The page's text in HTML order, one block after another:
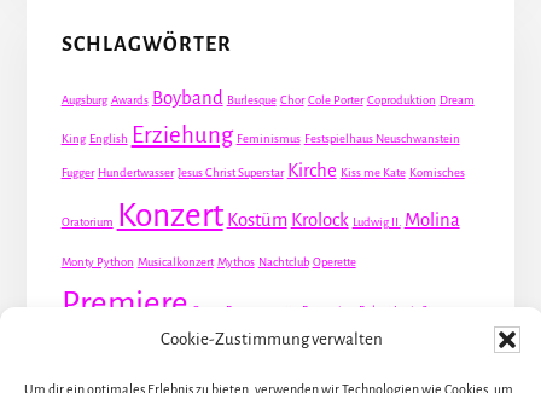
Cookie-Zustimmung verwalten
Um dir ein optimales Erlebnis zu bieten, verwenden wir Technologien wie Cookies, um
SCHLAGWÖRTER
Augsburg Awards Boyband Burlesque Chor Cole Porter Coproduktion Dream
King English Erziehung Feminismus Festspielhaus Neuschwanstein
Fugger Hundertwasser Jesus Christ Superstar Kirche Kiss me Kate Komisches
Oratorium Konzert Kostüm Krolock Ludwig II. Molina
Monty Python Musicalkonzert Mythos Nachtclub Operette
Premiere Queer Revueoperette Rezension Robert Louis Stevenson
Schauspiel Travestie Valentin